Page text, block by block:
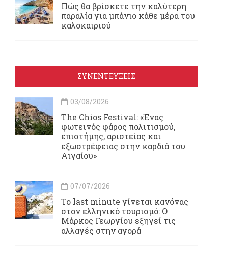
Πώς θα βρίσκετε την καλύτερη
παραλία για μπάνιο κάθε μέρα του
καλοκαιριού
ΣΥΝΕΝΤΕΥΞΕΙΣ
03/08/2026
Τhe Chios Festival: «Ένας
φωτεινός φάρος πολιτισμού,
επιστήμης, αριστείας και
εξωστρέφειας στην καρδιά του
Αιγαίου»
07/07/2026
Το last minute γίνεται κανόνας
στον ελληνικό τουρισμό: Ο
Μάρκος Γεωργίου εξηγεί τις
αλλαγές στην αγορά